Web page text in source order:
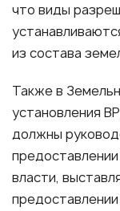
что виды
из состава
Также в
установления
должны
власти,